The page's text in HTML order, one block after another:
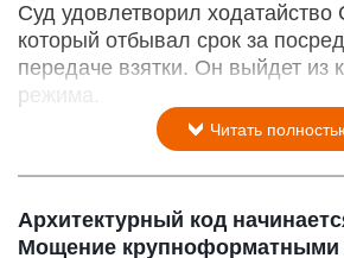
Суд удовлетворил
который отбывал срок за
передаче взятки. Он выйдет из
режима.
Читать
Архитектурный код
Мощение крупноформатными